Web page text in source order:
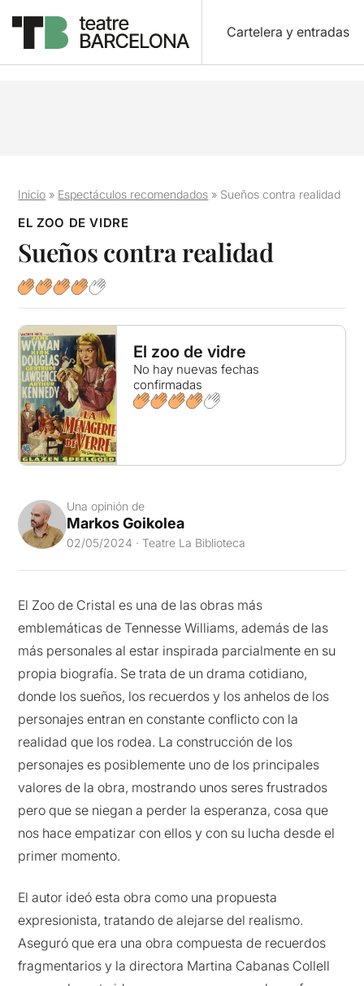
Cartelera y entradas
Inicio » Espectáculos recomendados » Sueños contra realidad
EL ZOO DE VIDRE
Sueños contra realidad
El zoo de vidre
No hay nuevas fechas
confirmadas
Una opinión de
Markos Goikolea
02/05/2024 · Teatre La Biblioteca
El Zoo de Cristal es una de las obras más
emblemáticas de Tennesse Williams, además de las
más personales al estar inspirada parcialmente en su
propia biografía. Se trata de un drama cotidiano,
donde los sueños, los recuerdos y los anhelos de los
personajes entran en constante conflicto con la
realidad que los rodea. La construcción de los
personajes es posiblemente uno de los principales
valores de la obra, mostrando unos seres frustrados
pero que se niegan a perder la esperanza, cosa que
nos hace empatizar con ellos y con su lucha desde el
primer momento.
El autor ideó esta obra como una propuesta
expresionista, tratando de alejarse del realismo.
Aseguró que era una obra compuesta de recuerdos
fragmentarios y la directora Martina Cabanas Collell